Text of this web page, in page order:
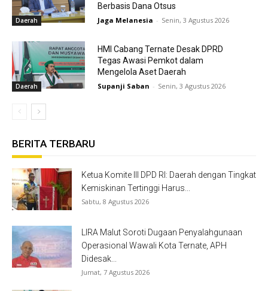
Daerah
Berbasis Dana Otsus
Jaga Melanesia - Senin, 3 Agustus 2026
Daerah
HMI Cabang Ternate Desak DPRD
Tegas Awasi Pemkot dalam
Mengelola Aset Daerah
Supanji Saban - Senin, 3 Agustus 2026
BERITA TERBARU
Ketua Komite III DPD RI: Daerah dengan Tingkat
Kemiskinan Tertinggi Harus...
Sabtu, 8 Agustus 2026
LIRA Malut Soroti Dugaan Penyalahgunaan
Operasional Wawali Kota Ternate, APH
Didesak...
Jumat, 7 Agustus 2026